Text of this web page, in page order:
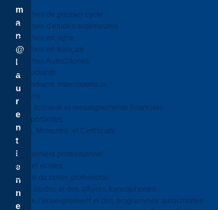
Programmes de premier cycle
Programmes d'études supérieures
Programmes en ligne
Programmes en français
Programmes Autochtones
Futurs étudiants
Futurs étudiants internationaux
Admissions
Droits de scolarité et renseignements financiers
Dates importantes
Majeures, Mineures, et Certificats
Cours
Développement professionnel
Facultés et écoles
Répertoire du corps professoral
Bureau d'études et des affaires francophones
Bureau de l’enseignement et des programmes autochtones
m
a
n
@
l
a
u
r
e
n
t
i
e
n
n
e